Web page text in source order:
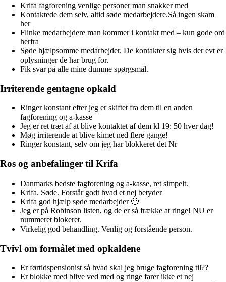
Krifa fagforening venlige personer man snakker med
Kontaktede dem selv, altid søde medarbejdere.Så ingen skam
her
Flinke medarbejdere man kommer i kontakt med – kun gode ord
herfra
Søde hjælpsomme medarbejder. De kontakter sig hvis der evt er
oplysninger de har brug for.
Fik svar på alle mine dumme spørgsmål.
Irriterende gentagne opkald
Ringer konstant efter jeg er skiftet fra dem til en anden
fagforening og a-kasse
Jeg er ret træt af at blive kontaktet af dem kl 19: 50 hver dag!
Møg irriterende at blive kimet ned flere gange!
Ringer konstant, selv om jeg har blokkeret det Nr
Ros og anbefalinger til Krifa
Danmarks bedste fagforening og a-kasse, ret simpelt.
Krifa. Søde. Forstår godt hvad et nej betyder
Krifa god hjælp søde medarbejder 🙂
Jeg er på Robinson listen, og de er så frække at ringe! NU er
nummeret blokeret.
Virkelig god behandling. Venlig og forstående person.
Tvivl om formålet med opkaldene
Er førtidspensionist så hvad skal jeg bruge fagforening til??
Er blokke med blive ved med og ringe farer ikke et nej